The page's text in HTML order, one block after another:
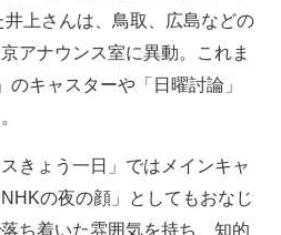
上さんは、鳥取、広島などの
アナウンス室に異動。これま
キャスターや「日曜討論」
きょう一日」ではメインキャ
の夜の顔」としてもおなじ
ち着いた雰囲気を持ち、知的